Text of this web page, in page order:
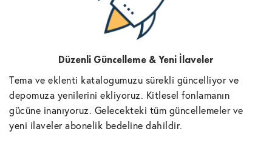
Düzenli Güncelleme & Yeni İlaveler
Tema ve eklenti katalogumuzu sürekli güncelliyor ve
depomuza yenilerini ekliyoruz. Kitlesel fonlamanın
gücüne inanıyoruz. Gelecekteki tüm güncellemeler ve
yeni ilaveler abonelik bedeline dahildir.